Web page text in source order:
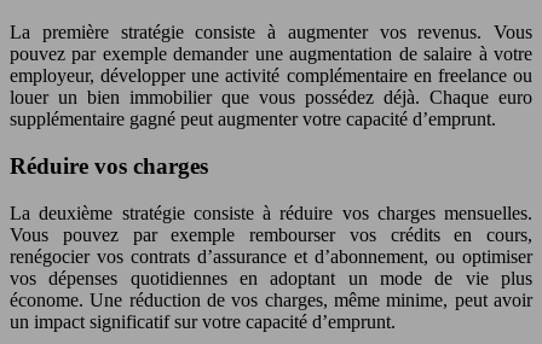
La première stratégie consiste à augmenter vos revenus. Vous
pouvez par exemple demander une augmentation de salaire à votre
employeur, développer une activité complémentaire en freelance ou
louer un bien immobilier que vous possédez déjà. Chaque euro
supplémentaire gagné peut augmenter votre capacité d’emprunt.
Réduire vos charges
La deuxième stratégie consiste à réduire vos charges mensuelles.
Vous pouvez par exemple rembourser vos crédits en cours,
renégocier vos contrats d’assurance et d’abonnement, ou optimiser
vos dépenses quotidiennes en adoptant un mode de vie plus
économe. Une réduction de vos charges, même minime, peut avoir
un impact significatif sur votre capacité d’emprunt.